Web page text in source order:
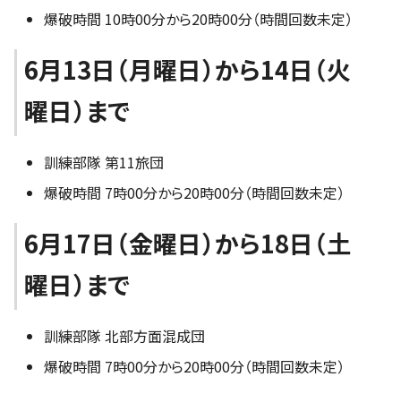
爆破時間 10時00分から20時00分（時間回数未定）
6月13日（月曜日）から14日（火
曜日）まで
訓練部隊 第11旅団
爆破時間 7時00分から20時00分（時間回数未定）
6月17日（金曜日）から18日（土
曜日）まで
訓練部隊 北部方面混成団
爆破時間 7時00分から20時00分（時間回数未定）